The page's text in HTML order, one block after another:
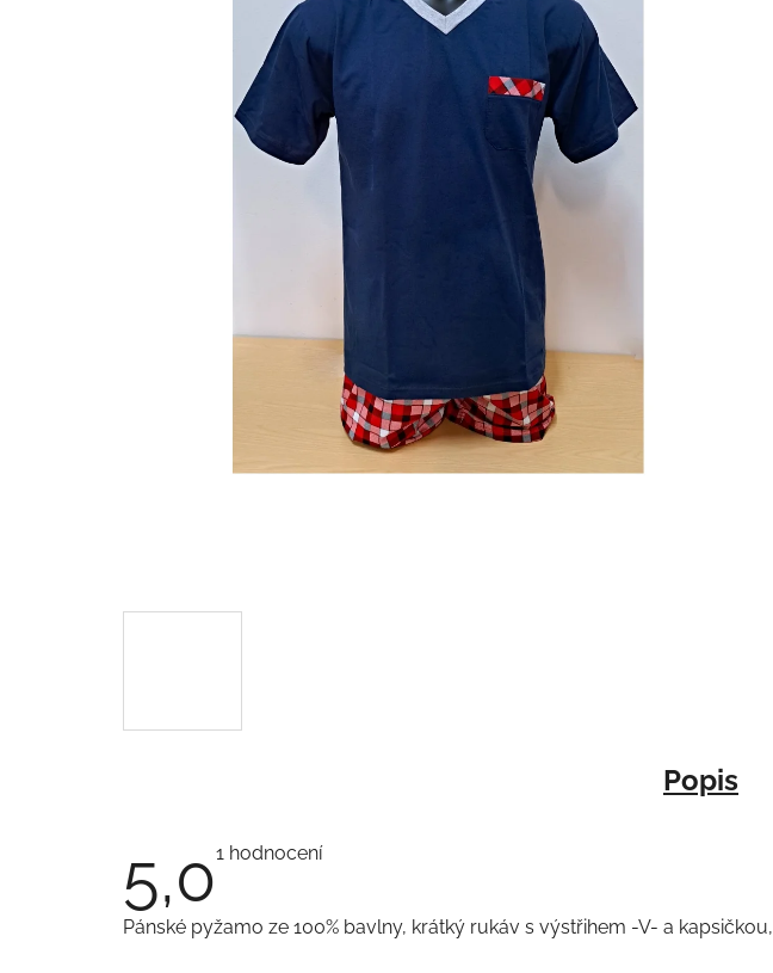
Popis
5,0Průměrné
5,0
1 hodnocení
Pánské pyžamo ze 100% bavlny, krátký rukáv s výstřihem -V- a kapsičkou,